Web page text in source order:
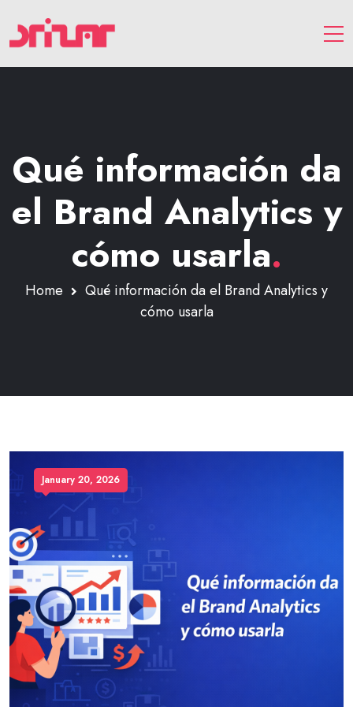
Qué información da
el Brand Analytics y
cómo usarla.
Home
Qué información da el Brand Analytics y
cómo usarla
January 20, 2026